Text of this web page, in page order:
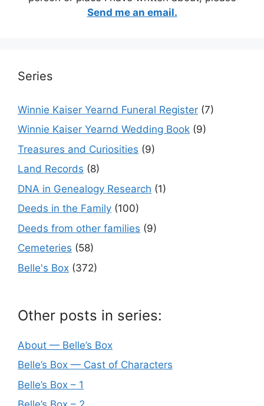
Send me an email.
Series
Winnie Kaiser Yearnd Funeral Register (7)
Winnie Kaiser Yearnd Wedding Book (9)
Treasures and Curiosities (9)
Land Records (8)
DNA in Genealogy Research (1)
Deeds in the Family (100)
Deeds from other families (9)
Cemeteries (58)
Belle's Box (372)
Other posts in series:
About — Belle’s Box
Belle’s Box — Cast of Characters
Belle’s Box – 1